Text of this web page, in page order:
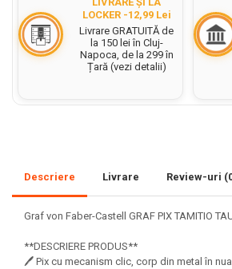
Set acuarele tempera
Culori si vopsele acrilice
Acuarele Guase
Pahare, palete si sorturi
Pensule cu rezervor
Pensule scolare bucata
Pensule scolare set
Foarfece pentru copii
LOCKER -12,99 Lei
Livrare GRATUITĂ de
la 150 lei în Cluj-
Napoca, de la 299 în
Țară (vezi detalii)
Descriere Livrare Review-uri
Graf von Faber-Castell GRAF PIX TAMITIO
**DESCRIERE PRODUS**
🖊️ Pix cu mecanism clic, corp din metal în